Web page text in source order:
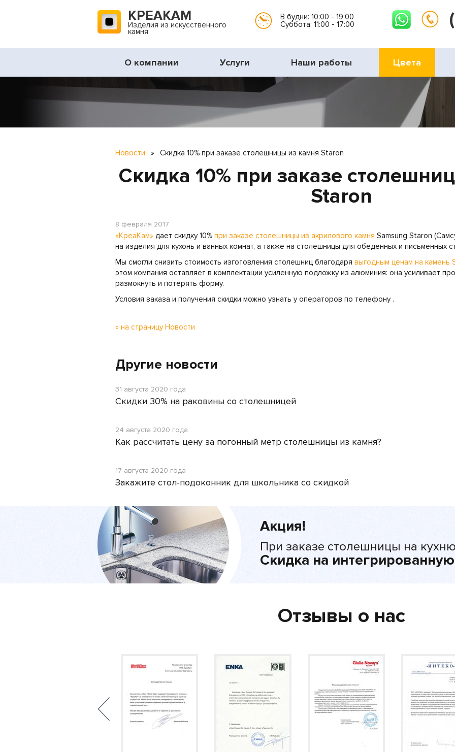
КРЕАКАМ
Изделия из искусственного
камня
В будни: 10:00 - 19:00
Суббота: 11:00 - 17:00
О компании Услуги Наши работы Цвета
Новости » Скидка 10% при заказе столешницы из камня Staron
Скидка 10% при заказе
Staron
8 февраля 2017
«КреаКам» дает скидку 10% при заказе столешницы из акрилового камня Samsung Staron
на изделия для кухонь и ванных комнат, а также на столешницы для обеденных и письменных
Мы смогли снизить стоимость изготовления столешниц благодаря выгодным ценам на камень
этом компания оставляет в комплектации усиленную подложку из алюминия: она усиливает
размокнуть и потерять форму.
Условия заказа и получения скидки можно узнать у операторов по телефону .
« на страницу Новости
Другие новости
31 августа 2020 года
Скидки 30% на раковины со столешницей
24 августа 2020 года
Как рассчитать цену за погонный метр столешницы из камня?
17 августа 2020 года
Закажите стол-подоконник для школьника со скидкой
Акция!
При заказе столешницы на
Скидка на
Отзывы о нас